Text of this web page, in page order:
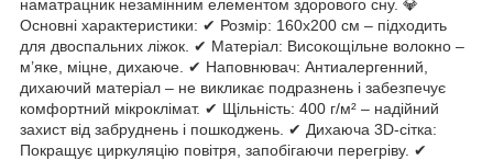
наматрацник незамінним елементом здорового сну. 💎
Основні характеристики: ✔ Розмір: 160x200 см – підходить
для двоспальних ліжок. ✔ Матеріал: Високощільне волокно –
м’яке, міцне, дихаюче. ✔ Наповнювач: Антиалергенний,
дихаючий матеріал – не викликає подразнень і забезпечує
комфортний мікроклімат. ✔ Щільність: 400 г/м² – надійний
захист від забруднень і пошкоджень. ✔ Дихаюча 3D-сітка:
Покращує циркуляцію повітря, запобігаючи перегріву. ✔